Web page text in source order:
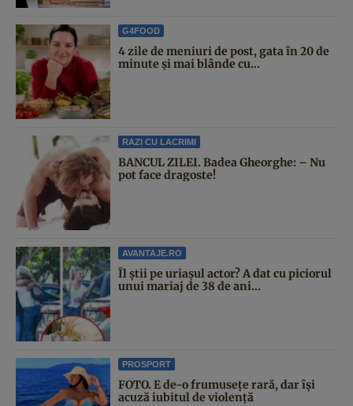
G4FOOD
4 zile de meniuri de post, gata în 20 de
minute și mai blânde cu...
RAZI CU LACRIMI
BANCUL ZILEI. Badea Gheorghe: – Nu
pot face dragoste!
AVANTAJE.RO
Îl știi pe uriașul actor? A dat cu piciorul
unui mariaj de 38 de ani...
PROSPORT
FOTO. E de-o frumusețe rară, dar își
acuză iubitul de violență